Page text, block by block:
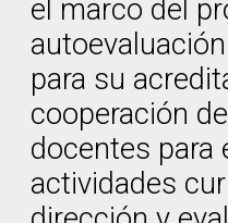
el marco del
para su
cooperación
docentes para
actividades